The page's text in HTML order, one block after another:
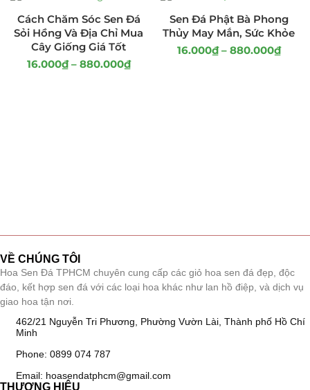
Cách Chăm Sóc Sen Đá
Sỏi Hồng Và Địa Chỉ Mua
Cây Giống Giá Tốt
16.000₫ – 880.000₫
Sen Đá Phật Bà Phong
Thủy May Mắn, Sức Khỏe
16.000₫ – 880.000₫
VỀ CHÚNG TÔI
Hoa Sen Đá TPHCM chuyên cung cấp các giỏ hoa sen đá đẹp, độc
đáo, kết hợp sen đá với các loại hoa khác như lan hồ điệp, và dịch vụ
giao hoa tận nơi.
462/21 Nguyễn Tri Phương, Phường Vườn Lài, Thành phố Hồ Chí
Minh
Phone: 0899 074 787
Email: hoasendatphcm@gmail.com
THƯƠNG HIỆU